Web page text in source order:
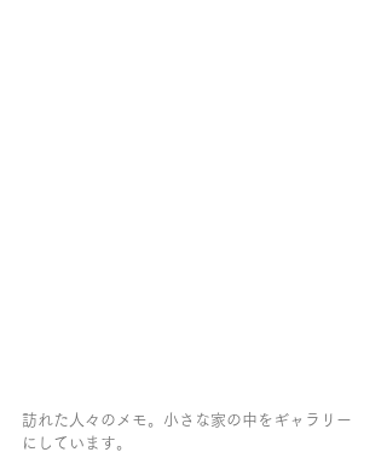
訪れた人々のメモ。小さな家の中をギャラリー
にしています。